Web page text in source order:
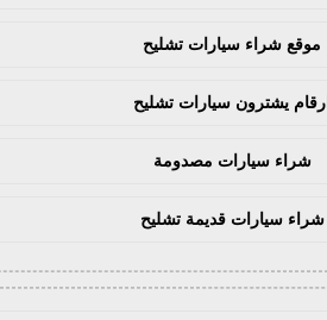
موقع شراء سيارات تشليح
ارقام يشترون سيارات تشليح
شراء سيارات مصدومة
شراء سيارات قديمة تشليح